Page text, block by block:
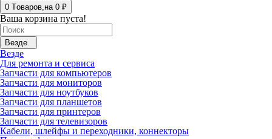
0 Tоваров,на 0 ₽
Ваша корзина пуста!
Везде
Везде
Для ремонта и сервиса
Запчасти для компьютеров
Запчасти для мониторов
Запчасти для ноутбуков
Запчасти для планшетов
Запчасти для принтеров
Запчасти для телевизоров
Кабели, шлейфы и переходники, коннекторы